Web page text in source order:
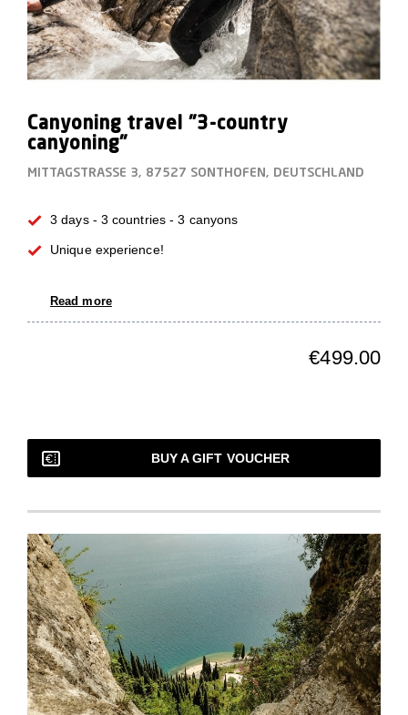
Canyoning travel "3-country
canyoning"
MITTAGSTRASSE 3, 87527 SONTHOFEN, DEUTSCHLAND
3 days - 3 countries - 3 canyons
Unique experience!
Read more
€499.00
BUY A GIFT VOUCHER